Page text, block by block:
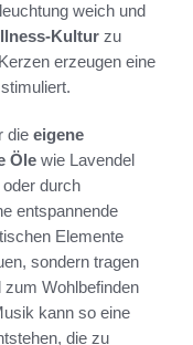
weich und
Kultur zu
erzeugen eine
die eigene
Öle wie Lavendel
durch
entspannende
Elemente
sondern tragen
Wohlbefinden
kann so eine
die zu